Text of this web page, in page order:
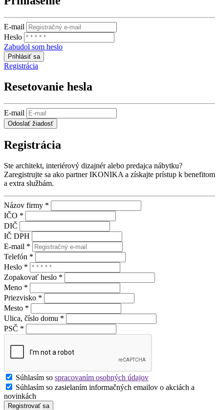
E-mail
Heslo
Zabudol som heslo
Prihlásiť sa
Registrácia
Resetovanie hesla
E-mail
Odoslať žiadosť
Registrácia
Ste architekt, interiérový dizajnér alebo predajca nábytku?
Zaregistrujte sa ako partner IKONIKA a získajte prístup k benefitom
a extra službám.
Názov firmy *
IČO *
DIČ
IČ DPH
E-mail *
Telefón *
Heslo *
Zopakovať heslo *
Meno *
Priezvisko *
Mesto *
Ulica, číslo domu *
PSČ *
Súhlasím so spracovaním osobných údajov
Súhlasím so zasielaním informačných emailov o akciách a
novinkách
Registrovať sa